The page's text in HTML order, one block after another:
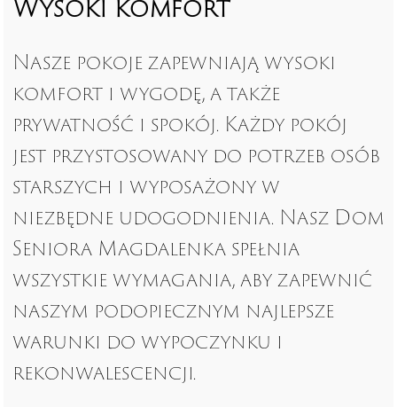
Nasze pokoje zapewniają wysoki
komfort i wygodę, a także
prywatność i spokój. Każdy pokój
jest przystosowany do potrzeb osób
starszych i wyposażony w
niezbędne udogodnienia. Nasz Dom
Seniora Magdalenka spełnia
wszystkie wymagania, aby zapewnić
naszym podopiecznym najlepsze
warunki do wypoczynku i
rekonwalescencji.